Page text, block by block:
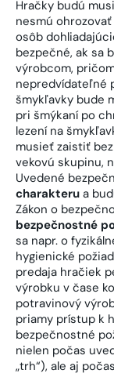
Hračky budú
nesmú
osôb
bezpečné, ak sa
výrobcom,
nepredvídateľné
šmykľavky bude
pri šmýkaní po
lezení na
musieť zaistiť
vekovú skupinu,
Uvedené
charakteru a
Zákon o
bezpečnostné
sa napr. o
hygienické
predaja hračiek
výrobku v čase
potravinový
priamy prístup k
bezpečnostné
nielen počas
„trh“), ale aj